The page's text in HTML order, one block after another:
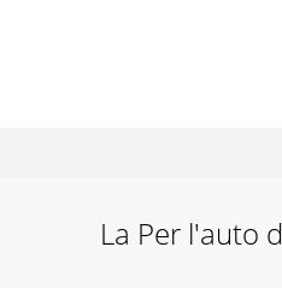
La Per l'auto